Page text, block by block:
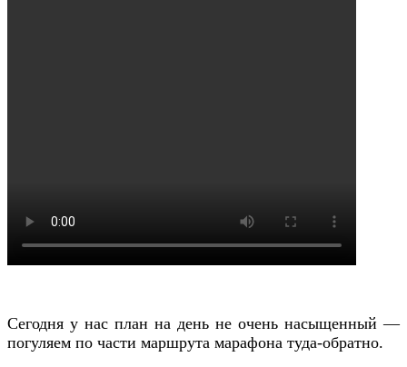
Сегодня у нас план на день не очень насыщенный —
погуляем по части маршрута марафона туда-обратно.